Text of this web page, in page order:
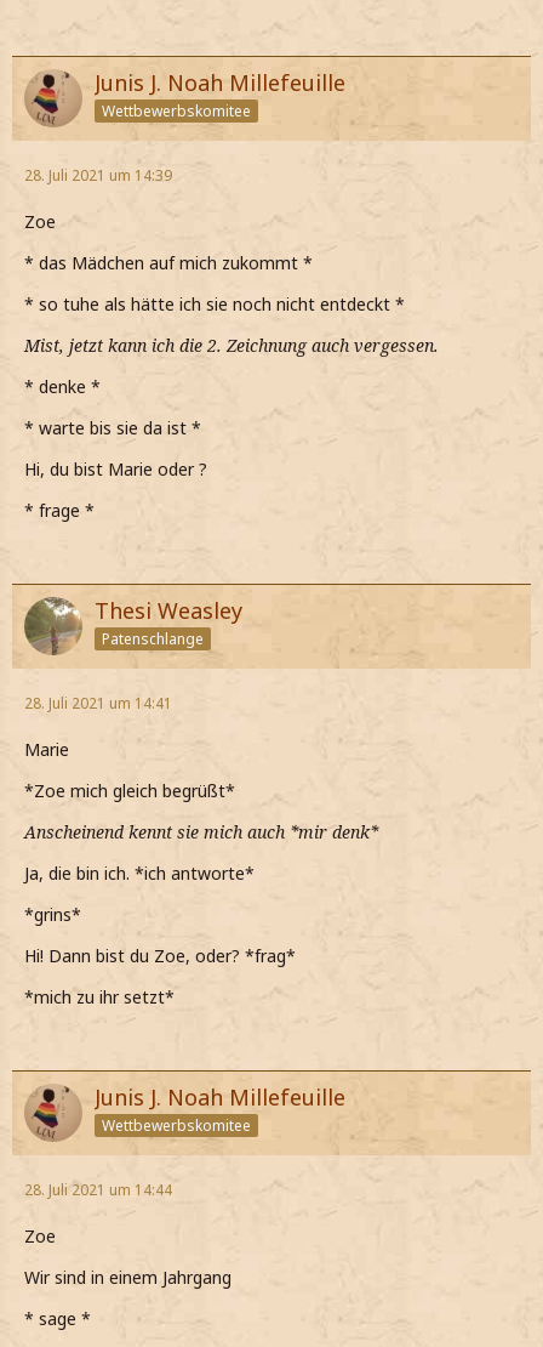
Junis J. Noah Millefeuille
Wettbewerbskomitee
28. Juli 2021 um 14:39
Zoe
* das Mädchen auf mich zukommt *
* so tuhe als hätte ich sie noch nicht entdeckt *
Mist, jetzt kann ich die 2. Zeichnung auch vergessen.
* denke *
* warte bis sie da ist *
Hi, du bist Marie oder ?
* frage *
Thesi Weasley
Patenschlange
28. Juli 2021 um 14:41
Marie
*Zoe mich gleich begrüßt*
Anscheinend kennt sie mich auch *mir denk*
Ja, die bin ich. *ich antworte*
*grins*
Hi! Dann bist du Zoe, oder? *frag*
*mich zu ihr setzt*
Junis J. Noah Millefeuille
Wettbewerbskomitee
28. Juli 2021 um 14:44
Zoe
Wir sind in einem Jahrgang
* sage *